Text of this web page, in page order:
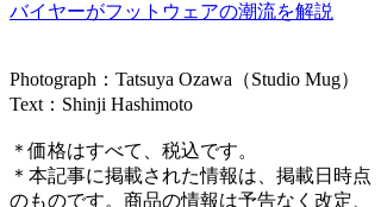
バイヤーがフットウェアの潮流を解説
Photograph：Tatsuya Ozawa（Studio Mug）
Text：Shinji Hashimoto
＊価格はすべて、税込です。
＊本記事に掲載された情報は、掲載日時点
のものです。商品の情報は予告なく改定、